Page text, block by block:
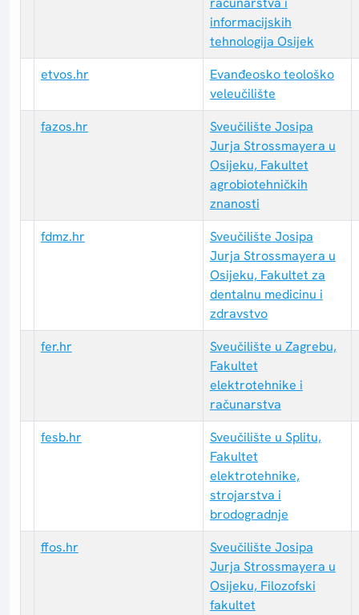
informacijskih
tehnologija Osijek
etvos.hr
Evanđeosko teološko
veleučilište
fazos.hr
Sveučilište Josipa
Jurja Strossmayera u
Osijeku, Fakultet
agrobiotehničkih
znanosti
fdmz.hr
Sveučilište Josipa
Jurja Strossmayera u
Osijeku, Fakultet za
dentalnu medicinu i
zdravstvo
fer.hr
Sveučilište u Zagrebu,
Fakultet
elektrotehnike i
računarstva
fesb.hr
Sveučilište u Splitu,
Fakultet
elektrotehnike,
strojarstva i
brodogradnje
ffos.hr
Sveučilište Josipa
Jurja Strossmayera u
Osijeku, Filozofski
fakultet